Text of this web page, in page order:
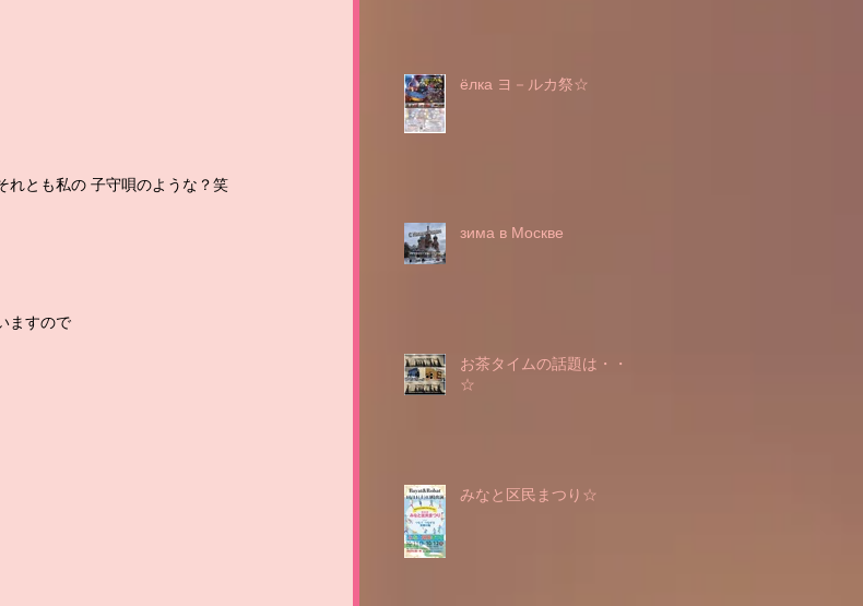
れとも私の 子守唄のような？笑
ますので
ёлка ヨ－ルカ祭☆
зима в Москве
お茶タイムの話題は・・・
☆
みなと区民まつり☆